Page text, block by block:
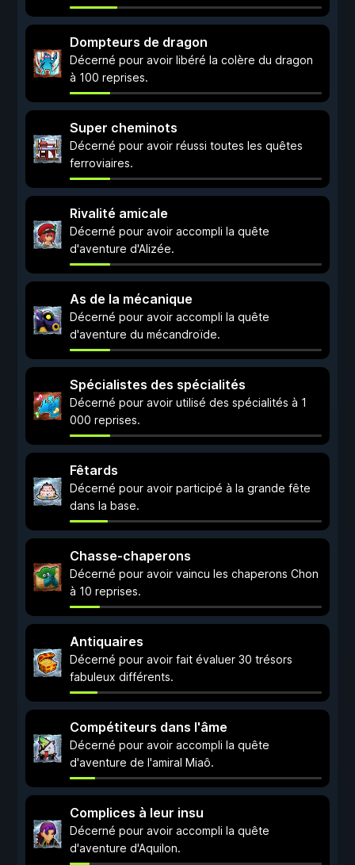
Dompteurs de dragon
Décerné pour avoir libéré la colère du dragon
à 100 reprises.
Super cheminots
Décerné pour avoir réussi toutes les quêtes
ferroviaires.
Rivalité amicale
Décerné pour avoir accompli la quête
d'aventure d'Alizée.
As de la mécanique
Décerné pour avoir accompli la quête
d'aventure du mécandroïde.
Spécialistes des spécialités
Décerné pour avoir utilisé des spécialités à 1
000 reprises.
Fêtards
Décerné pour avoir participé à la grande fête
dans la base.
Chasse-chaperons
Décerné pour avoir vaincu les chaperons Chon
à 10 reprises.
Antiquaires
Décerné pour avoir fait évaluer 30 trésors
fabuleux différents.
Compétiteurs dans l'âme
Décerné pour avoir accompli la quête
d'aventure de l'amiral Miaô.
Complices à leur insu
Décerné pour avoir accompli la quête
d'aventure d'Aquilon.